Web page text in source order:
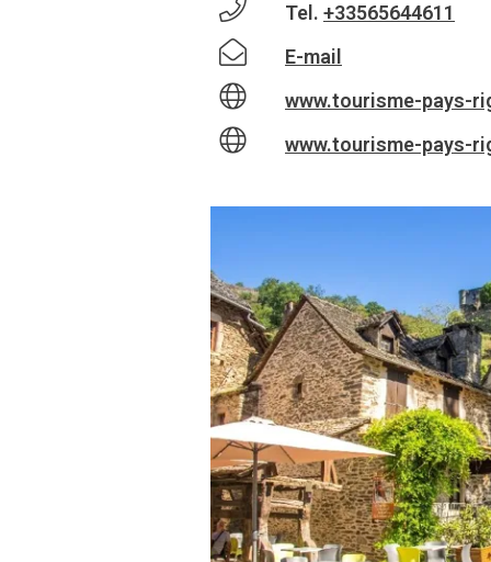
Tel. +33565644611
E-mail
www.tourisme-pays-
www.tourisme-pays-